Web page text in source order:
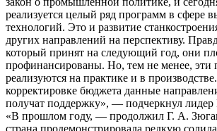
реализуется целый ряд программ в сфере
технологий. Это и развитие
других направлений на перспективу.
который принят на следующий год, они
профинансированы. Но, тем не менее, эти
реализуются на практике и в
корректировке бюджета данные
получат поддержку», — подчеркнул
«В прошлом году, — продолжил Г. А.